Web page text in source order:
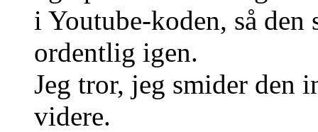
i Youtube-koden, så
ordentlig igen.
Jeg tror, jeg smider den
videre.